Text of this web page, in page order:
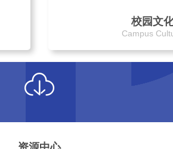
校园文
Campus